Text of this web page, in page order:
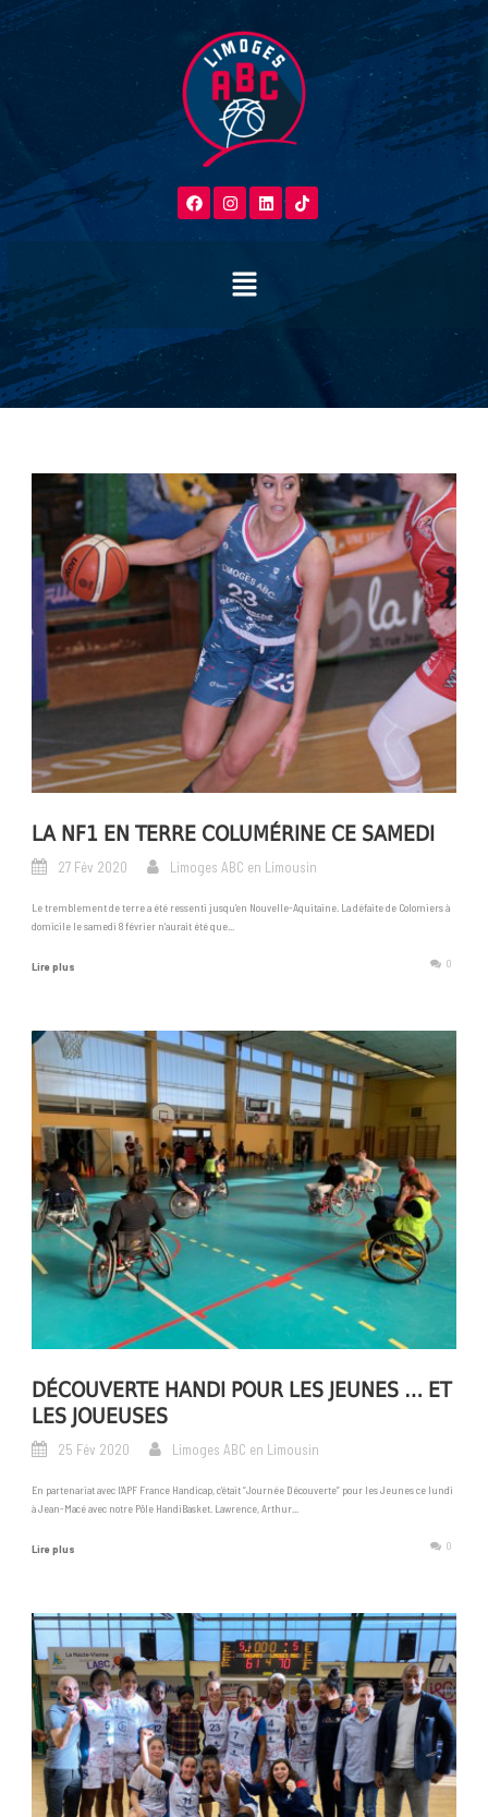
LA NF1 EN TERRE COLUMÉRINE CE SAMEDI
27 Fév 2020 Limoges ABC en Limousin
Le tremblement de terre a été ressenti jusqu’en Nouvelle-Aquitaine. La défaite de Colomiers à
domicile le samedi 8 février n’aurait été que...
Lire plus 0
DÉCOUVERTE HANDI POUR LES JEUNES … ET
LES JOUEUSES
25 Fév 2020 Limoges ABC en Limousin
En partenariat avec l’APF France Handicap, c’était “Journée Découverte” pour les Jeunes ce lundi
à Jean-Macé avec notre Pôle HandiBasket. Lawrence, Arthur...
Lire plus 0